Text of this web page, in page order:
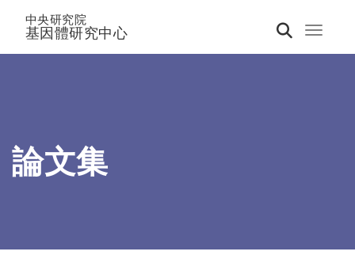
Toggle
中央研究院
基因體研究中心
論文集